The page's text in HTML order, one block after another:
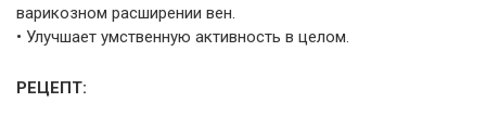
варикозном расширении вен.
• Улучшает умственную активность в целом.
РЕЦЕПТ: